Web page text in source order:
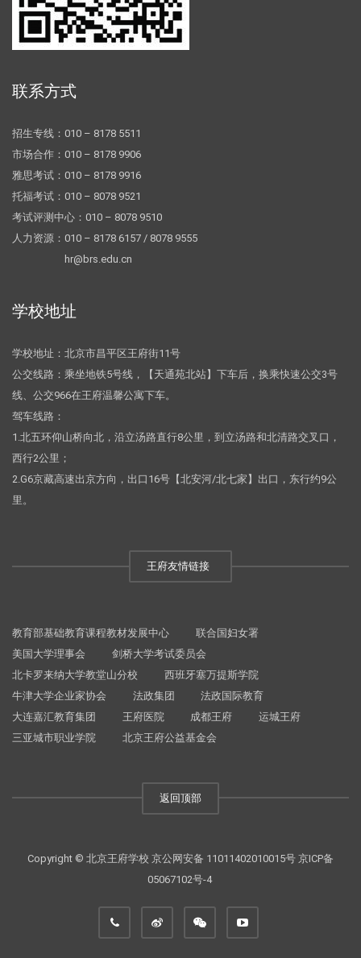
联系方式
招生专线：010 – 8178 5511
市场合作：010 – 8178 9906
雅思考试：010 – 8178 9916
托福考试：010 – 8078 9521
考试评测中心：010 – 8078 9510
人力资源：010 – 8178 6157 / 8078 9555
hr@brs.edu.cn
学校地址
学校地址：北京市昌平区王府街11号
公交线路：乘坐地铁5号线，【天通苑北站】下车后，换乘快速公交3号
线、公交966在王府温馨公寓下车。
驾车线路：
1.北五环仰山桥向北，沿立汤路直行8公里，到立汤路和北清路交叉口，
西行2公里；
2.G6京藏高速出京方向，出口16号【北安河/北七家】出口，东行约9公
里。
王府友情链接
教育部基础教育课程教材发展中心
联合国妇女署
美国大学理事会
剑桥大学考试委员会
北卡罗来纳大学教堂山分校
西班牙塞万提斯学院
牛津大学企业家协会
法政集团
法政国际教育
大连嘉汇教育集团
王府医院 成都王府
运城王府
三亚城市职业学院
北京王府公益基金会
返回顶部
Copyright © 北京王府学校 京公网安备 11011402010015号 京ICP备
05067102号-4